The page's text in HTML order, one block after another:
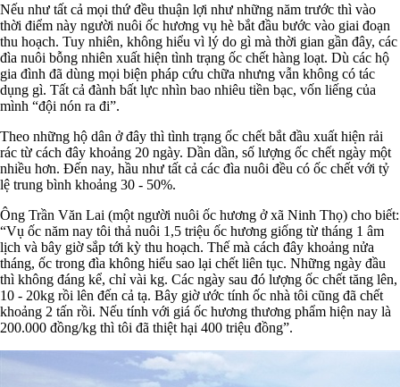
Nếu như tất cả mọi thứ đều thuận lợi như những năm trước thì vào
thời điểm này người nuôi ốc hương vụ hè bắt đầu bước vào giai đoạn
thu hoạch. Tuy nhiên, không hiểu vì lý do gì mà thời gian gần đây, các
đìa nuôi bỗng nhiên xuất hiện tình trạng ốc chết hàng loạt. Dù các hộ
gia đình đã dùng mọi biện pháp cứu chữa nhưng vẫn không có tác
dụng gì. Tất cả đành bất lực nhìn bao nhiêu tiền bạc, vốn liếng của
mình “đội nón ra đi”.
Theo những hộ dân ở đây thì tình trạng ốc chết bắt đầu xuất hiện rải
rác từ cách đây khoảng 20 ngày. Dần dần, số lượng ốc chết ngày một
nhiều hơn. Đến nay, hầu như tất cả các đìa nuôi đều có ốc chết với tỷ
lệ trung bình khoảng 30 - 50%.
Ông Trần Văn Lai (một người nuôi ốc hương ở xã Ninh Thọ) cho biết:
“Vụ ốc năm nay tôi thả nuôi 1,5 triệu ốc hương giống từ tháng 1 âm
lịch và bây giờ sắp tới kỳ thu hoạch. Thế mà cách đây khoảng nửa
tháng, ốc trong đìa không hiểu sao lại chết liên tục. Những ngày đầu
thì không đáng kể, chỉ vài kg. Các ngày sau đó lượng ốc chết tăng lên,
10 - 20kg rồi lên đến cả tạ. Bây giờ ước tính ốc nhà tôi cũng đã chết
khoảng 2 tấn rồi. Nếu tính với giá ốc hương thương phẩm hiện nay là
200.000 đồng/kg thì tôi đã thiệt hại 400 triệu đồng”.